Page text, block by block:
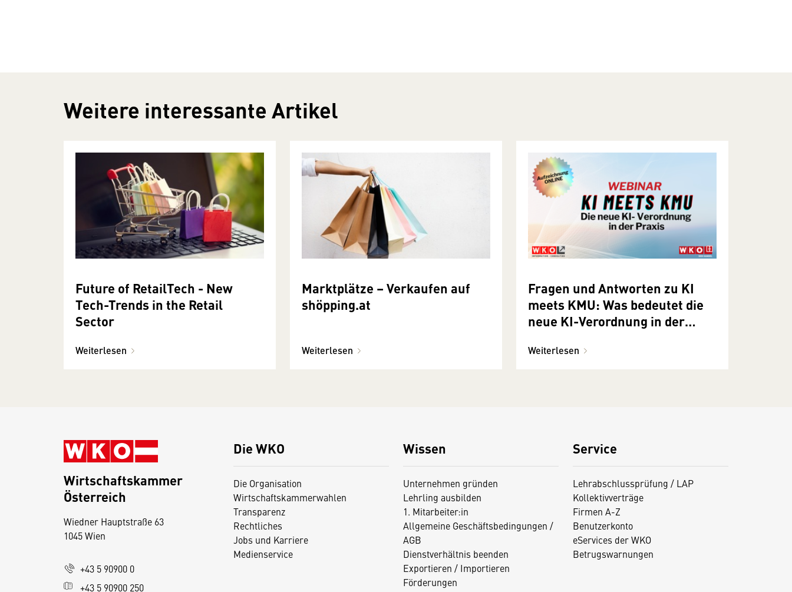
Weitere interessante Artikel
Future of RetailTech - New
Tech-Trends in the Retail
Sector
Weiterlesen
Marktplätze – Verkaufen auf
shöpping.at
Weiterlesen
Fragen und Antworten zu KI
meets KMU: Was bedeutet die
neue KI-Verordnung in der
Weiterlesen
Die WKO
Die Organisation
Wirtschaftskammerwahlen
Transparenz
Rechtliches
Jobs und Karriere
Medienservice
Wissen
Unternehmen gründen
Lehrling ausbilden
1. Mitarbeiter:in
Allgemeine Geschäftsbedingungen /
AGB
Dienstverhältnis beenden
Exportieren / Importieren
Förderungen
Service
Lehrabschlussprüfung / LAP
Kollektivverträge
Firmen A-Z
Benutzerkonto
eServices der WKO
Betrugswarnungen
Wirtschaftskammer
Österreich
Wiedner Hauptstraße 63
1045 Wien
+43 5 90900 0
+43 5 90900 250